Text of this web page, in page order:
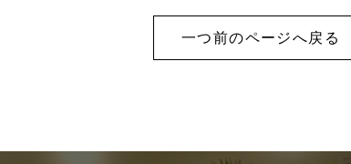
一つ前のページへ戻る